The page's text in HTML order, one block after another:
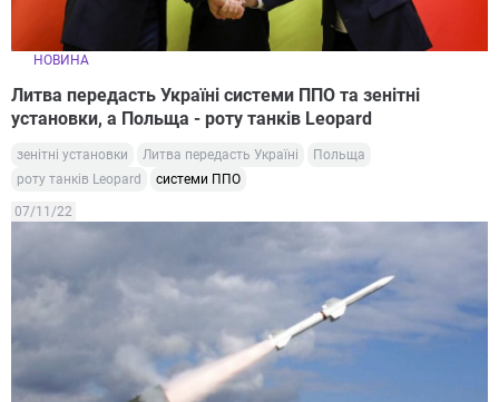
НОВИНА
Литва передасть Україні системи ППО та зенітні
установки, а Польща - роту танків Leopard
зенітні установки Литва передасть Україні
Польща
роту танків Leopard
системи ППО
07/11/22